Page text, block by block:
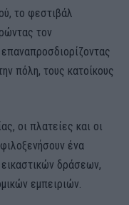
το φεστιβάλ
τον
πόλη, τους κατοίκους
οι πλατείες και οι
ένα
δράσεων,
εμπειριών.